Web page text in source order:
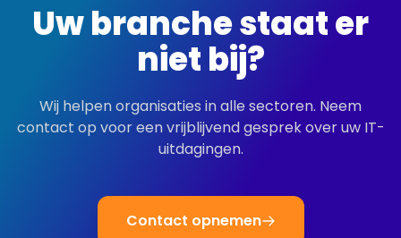
Uw branche staat er
niet bij?
Wij helpen organisaties in alle sectoren. Neem
contact op voor een vrijblijvend gesprek over uw IT-
uitdagingen.
Contact opnemen